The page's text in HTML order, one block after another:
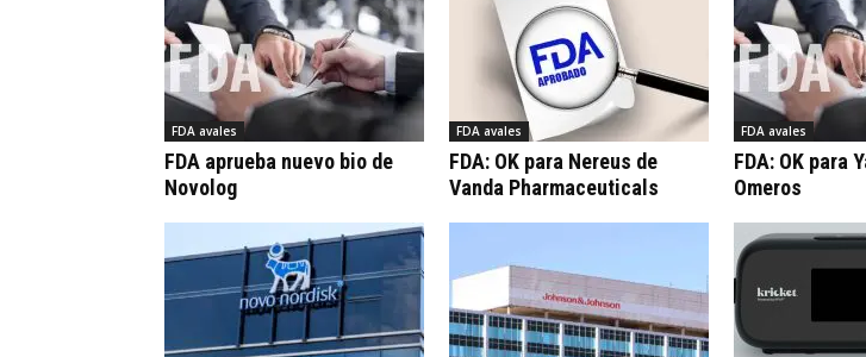
FDA avales
FDA aprueba nuevo bio de
Novolog
FDA avales
FDA: OK para Nereus de
Vanda Pharmaceuticals
FDA avales
FDA: OK para
Omeros